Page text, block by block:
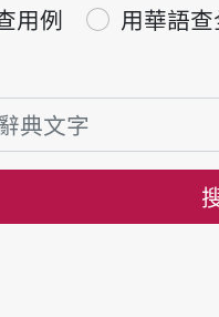
用例
用華語